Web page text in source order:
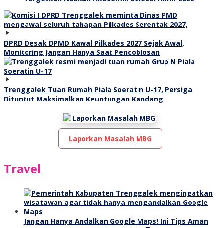
DPRD Desak DPMD Kawal Pilkades 2027 Sejak Awal,
Monitoring Jangan Hanya Saat Pencoblosan
Trenggalek Tuan Rumah Piala Soeratin U-17, Persiga
Dituntut Maksimalkan Keuntungan Kandang
Laporkan Masalah MBG
Travel
Jangan Hanya Andalkan Google Maps! Ini Tips Aman